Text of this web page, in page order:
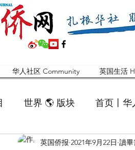
华人社区 Community 英国生活
世界 🌎 版块 首页丨华
脱宅指南 Time out 英国快
英国侨报 2021年9月22日 讀